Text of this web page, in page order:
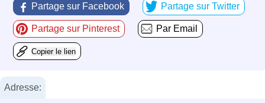
Partage sur Facebook Partage sur Twitter
Partage sur Pinterest Par Email
Copier le lien
Adresse: